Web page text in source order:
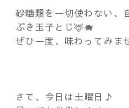
砂糖類を一切使わない、
ぶき玉子とじ🦌🐗
ぜひ一度、味わってみ
さて、今日は土曜日♪